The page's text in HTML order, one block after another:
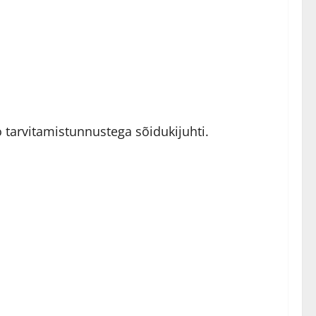
tarvitamistunnustega sõidukijuhti.